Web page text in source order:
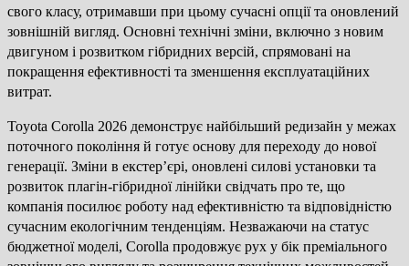
свого класу, отримавши при цьому сучасні опції та оновлений
зовнішній вигляд. Основні технічні зміни, включно з новим
двигуном і розвитком гібридних версій, спрямовані на
покращення ефективності та зменшення експлуатаційних
витрат.
Toyota Corolla 2026 демонструє найбільший редизайн у межах
поточного покоління й готує основу для переходу до нової
генерації. Зміни в екстер’єрі, оновлені силові установки та
розвиток плагін-гібридної лінійки свідчать про те, що
компанія посилює роботу над ефективністю та відповідністю
сучасним екологічним тенденціям. Незважаючи на статус
бюджетної моделі, Corolla продовжує рух у бік преміального